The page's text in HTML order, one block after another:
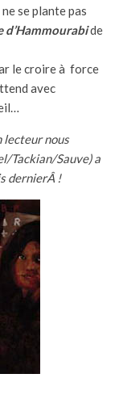
se plante pas
d’Hammourabide
le croire à force
avec
lecteur nous
Tackian/Sauve) a
dernierÂ !